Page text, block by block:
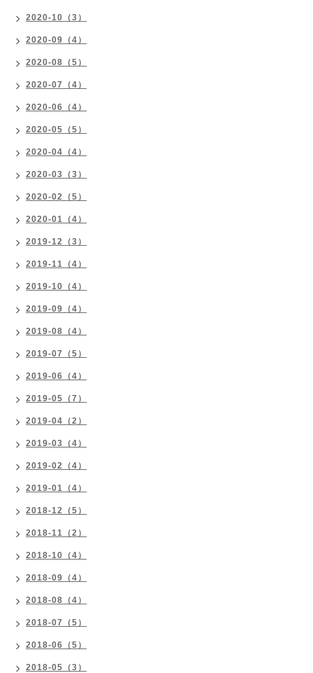
2020-10（3）
2020-09（4）
2020-08（5）
2020-07（4）
2020-06（4）
2020-05（5）
2020-04（4）
2020-03（3）
2020-02（5）
2020-01（4）
2019-12（3）
2019-11（4）
2019-10（4）
2019-09（4）
2019-08（4）
2019-07（5）
2019-06（4）
2019-05（7）
2019-04（2）
2019-03（4）
2019-02（4）
2019-01（4）
2018-12（5）
2018-11（2）
2018-10（4）
2018-09（4）
2018-08（4）
2018-07（5）
2018-06（5）
2018-05（3）